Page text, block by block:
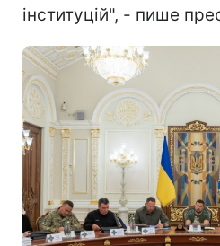
інституцій", - пише